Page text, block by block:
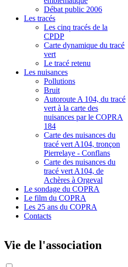
Débat public 2006
Les tracés
Les cinq tracés de la
CPDP
Carte dynamique du tracé
vert
Le tracé retenu
Les nuisances
Pollutions
Bruit
Autoroute A 104, du tracé
vert à la carte des
nuisances par le COPRA
184
Carte des nuisances du
tracé vert A104, tronçon
Pierrelaye - Conflans
Carte des nuisances du
tracé vert A104, de
Achères à Orgeval
Le sondage du COPRA
Le film du COPRA
Les 25 ans du COPRA
Contacts
Vie de l'association